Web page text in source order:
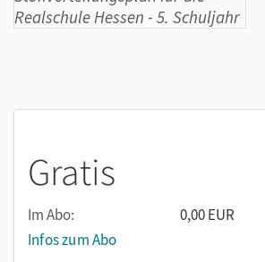
Gratis
Im Abo:
0,00 EUR
Infos zum Abo